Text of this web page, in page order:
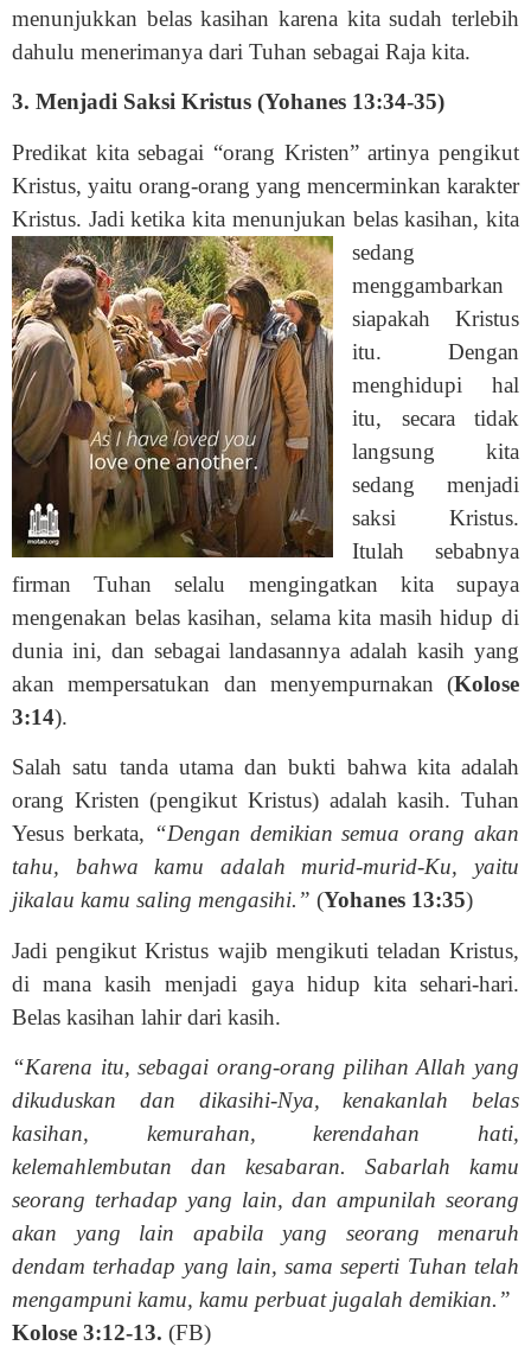
menunjukkan belas kasihan karena kita sudah terlebih
dahulu menerimanya dari Tuhan sebagai Raja kita.
3. Menjadi Saksi Kristus (Yohanes 13:34-35)
Predikat kita sebagai “orang Kristen” artinya pengikut
Kristus, yaitu orang-orang yang mencerminkan karakter
Kristus. Jadi ketika kita menunjukan belas kasihan, kita
sedang
menggambarkan
siapakah Kristus
itu. Dengan
menghidupi hal
itu, secara tidak
langsung kita
sedang menjadi
saksi Kristus.
Itulah sebabnya
firman Tuhan selalu mengingatkan kita supaya
mengenakan belas kasihan, selama kita masih hidup di
dunia ini, dan sebagai landasannya adalah kasih yang
akan mempersatukan dan menyempurnakan (Kolose
3:14).
Salah satu tanda utama dan bukti bahwa kita adalah
orang Kristen (pengikut Kristus) adalah kasih. Tuhan
Yesus berkata, “Dengan demikian semua orang akan
tahu, bahwa kamu adalah murid-murid-Ku, yaitu
jikalau kamu saling mengasihi.” (Yohanes 13:35)
Jadi pengikut Kristus wajib mengikuti teladan Kristus,
di mana kasih menjadi gaya hidup kita sehari-hari.
Belas kasihan lahir dari kasih.
“Karena itu, sebagai orang-orang pilihan Allah yang
dikuduskan dan dikasihi-Nya, kenakanlah belas
kasihan, kemurahan, kerendahan hati,
kelemahlembutan dan kesabaran. Sabarlah kamu
seorang terhadap yang lain, dan ampunilah seorang
akan yang lain apabila yang seorang menaruh
dendam terhadap yang lain, sama seperti Tuhan telah
mengampuni kamu, kamu perbuat jugalah demikian.”
Kolose 3:12-13. (FB)